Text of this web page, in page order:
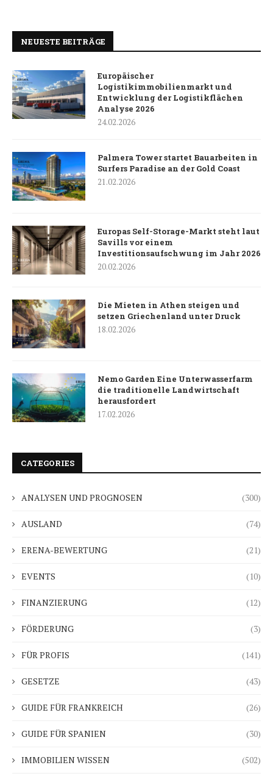
NEUESTE BEITRÄGE
Europäischer
Logistikimmobilienmarkt und
Entwicklung der Logistikflächen
Analyse 2026
24.02.2026
Palmera Tower startet Bauarbeiten in
Surfers Paradise an der Gold Coast
21.02.2026
Europas Self-Storage-Markt steht laut
Savills vor einem
Investitionsaufschwung im Jahr 2026
20.02.2026
Die Mieten in Athen steigen und
setzen Griechenland unter Druck
18.02.2026
Nemo Garden Eine Unterwasserfarm
die traditionelle Landwirtschaft
herausfordert
17.02.2026
CATEGORIES
ANALYSEN UND PROGNOSEN (300)
AUSLAND (74)
ERENA-BEWERTUNG (21)
EVENTS (10)
FINANZIERUNG (12)
FÖRDERUNG (3)
FÜR PROFIS (141)
GESETZE (43)
GUIDE FÜR FRANKREICH (26)
GUIDE FÜR SPANIEN (30)
IMMOBILIEN WISSEN (502)